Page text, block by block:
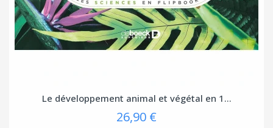
Le développement animal et végétal en 1...
26,90 €